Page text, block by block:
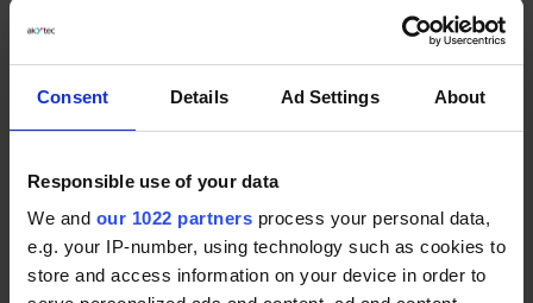
Consent Details Ad Settings About
Responsible use of your data
We and our 1022 partners process your personal data,
e.g. your IP-number, using technology such as cookies to
store and access information on your device in order to
ARTIKELBESCHREIBUNG